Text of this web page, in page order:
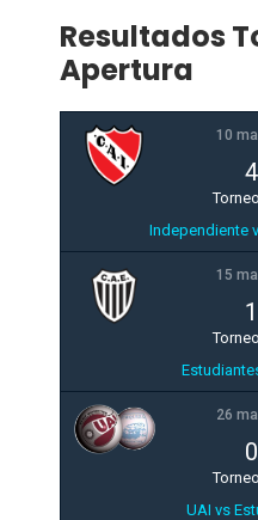
Resultados
Apertura
10
4
Independiente
15
1
26
0
UAI vs